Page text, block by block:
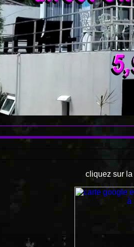
cliquez sur